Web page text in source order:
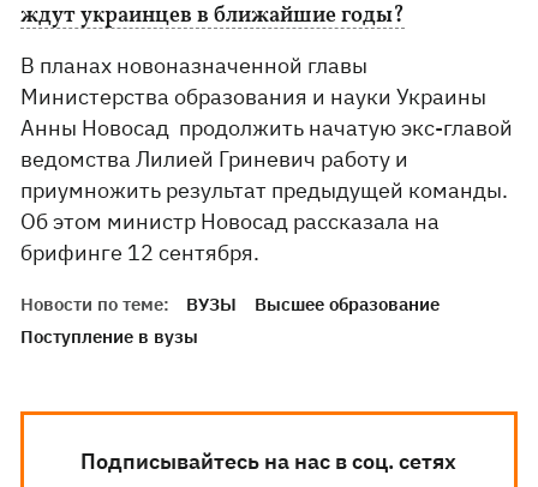
ждут украинцев в ближайшие годы?
В планах новоназначенной главы
Министерства образования и науки Украины
Анны Новосад продолжить начатую экс-главой
ведомства Лилией Гриневич работу и
приумножить результат предыдущей команды.
Об этом министр Новосад рассказала на
брифинге 12 сентября.
Новости по теме: ВУЗЫ
Высшее образование
Поступление в вузы
Подписывайтесь на нас в соц. сетях